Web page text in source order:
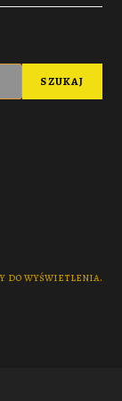
SZUKAJ
do wyświetlenia.